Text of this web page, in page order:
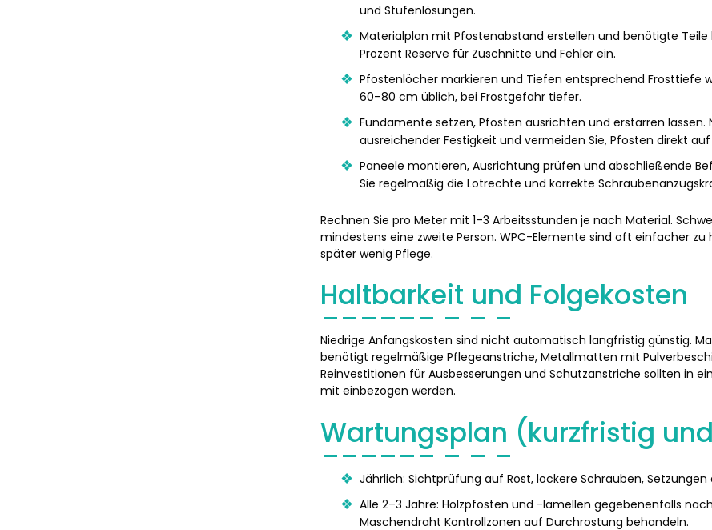
und Stufenlösungen.
Materialplan mit Pfostenabstand erstellen und benötigte Teile
Prozent Reserve für Zuschnitte und Fehler ein.
Pfostenlöcher markieren und Tiefen entsprechend Frosttiefe
60–80 cm üblich, bei Frostgefahr tiefer.
Fundamente setzen, Pfosten ausrichten und erstarren lassen.
ausreichender Festigkeit und vermeiden Sie, Pfosten direkt
Paneele montieren, Ausrichtung prüfen und abschließende
Sie regelmäßig die Lotrechte und korrekte
Rechnen Sie pro Meter mit 1–3 Arbeitsstunden je nach Material.
mindestens eine zweite Person. WPC-Elemente sind oft einfacher
später wenig Pflege.
Haltbarkeit und Folgekosten
Niedrige Anfangskosten sind nicht automatisch langfristig günstig.
benötigt regelmäßige Pflegeanstriche, Metallmatten mit
Reinvestitionen für Ausbesserungen und Schutzanstriche sollten in
mit einbezogen werden.
Wartungsplan (kurzfristig
Jährlich: Sichtprüfung auf Rost, lockere Schrauben,
Alle 2–3 Jahre: Holzpfosten und -lamellen gegebenenfalls
Maschendraht Kontrollzonen auf Durchrostung behandeln.